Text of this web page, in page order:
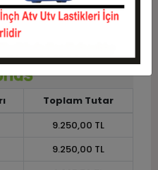
11.285,00 TL
Toplam Tutar
9.250,00 TL
9.250,00 TL